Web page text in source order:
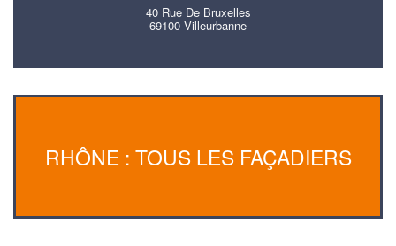
40 Rue De Bruxelles
69100 Villeurbanne
RHÔNE : TOUS LES FAÇADIERS